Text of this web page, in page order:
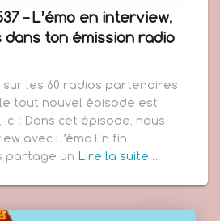
– L’émo en interview,
ton émission radio
les 60 radios partenaires
tout nouvel épisode est
: Dans cet épisode, nous
avec L’émo.En fin
partage un Lire la suite…